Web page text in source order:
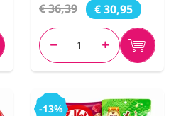
€ 36,39 € 30,95
-13%